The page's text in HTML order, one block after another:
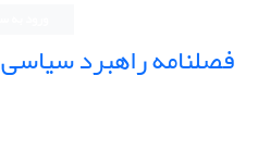
فصلنامه راهبرد سیاسی